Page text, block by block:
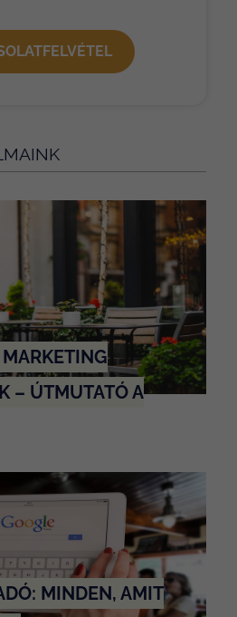
– ÚTMUTATÓ A
MINDEN, AMIT